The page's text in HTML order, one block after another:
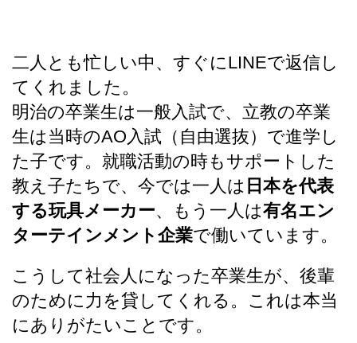
二人とも忙しい中、すぐにLINEで返信し
てくれました。
明治の卒業生は一般入試で、立教の卒業
生は当時のAO入試（自由選抜）で進学し
た子です。就職活動の時もサポートした
教え子たちで、今では一人は 日本を代表
する玩具メーカー、もう一人は有名エン
ターテインメント企業で働いています。
こうして社会人になった卒業生が、後輩
のために力を貸してくれる。これは本当
にありがたいことです。